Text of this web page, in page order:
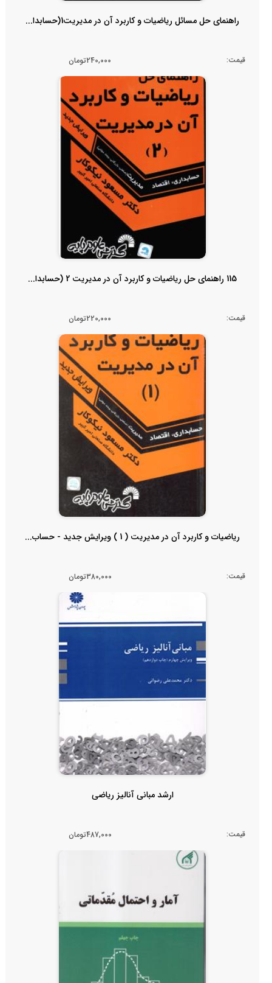
راهنمای حل مسائل ریاضیات و کاربرد آن در مدیریت1(حسابدا...
قیمت: 240,000تومان
115 راهنمای حل ریاضیات و کاربرد آن در مدیریت 2 (حسابدا...
قیمت: 220,000تومان
ریاضیات و کاربرد آن در مدیریت ( 1 ) ویرایش جدید - حساب...
قیمت: 380,000تومان
ارشد مبانی آنالیز ریاضی
قیمت: 487,000تومان